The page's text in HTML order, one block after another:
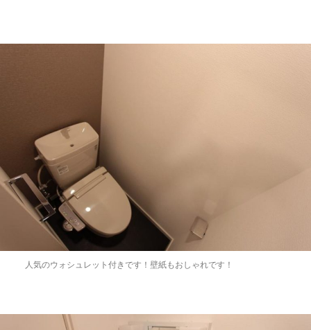
人気のウォシュレット付きです！壁紙もおしゃれです！